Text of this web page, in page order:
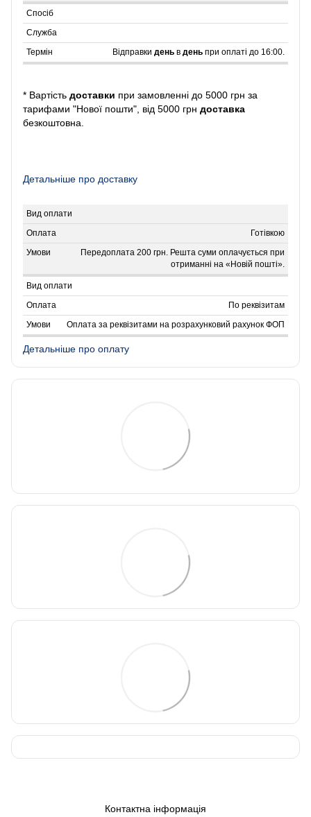
Відправки день в день при оплаті до 16:00.
* Вартість доставки при замовленні до 5000 грн за
тарифами "Нової пошти", від 5000 грн доставка
безкоштовна.
Детальніше про доставку
Готівкою
Передоплата 200 грн. Решта суми оплачується при
отриманні на «Новій пошті».
По реквізитам
Оплата за реквізитами на розрахунковий рахунок ФОП
Детальніше про оплату
Контактна інформація